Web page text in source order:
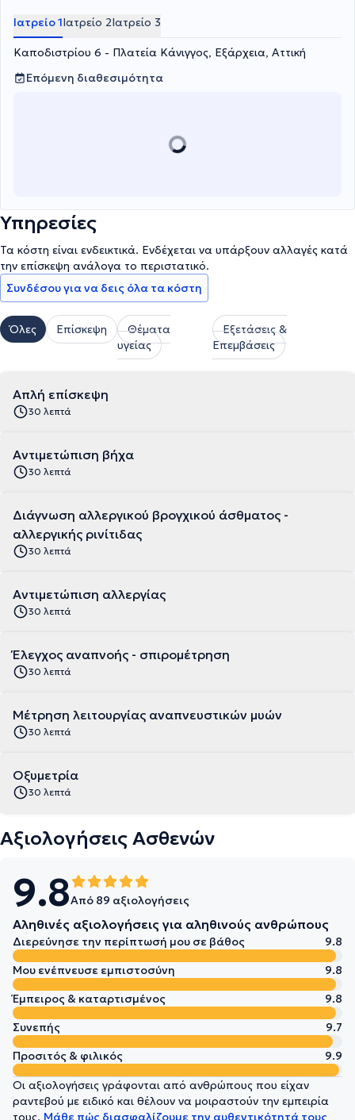
Ιατρείο 1Ιατρείο 2Ιατρείο 3
Καποδιστρίου 6 - Πλατεία Κάνιγγος, Εξάρχεια, Αττική
Επόμενη διαθεσιμότητα
Υπηρεσίες
Τα κόστη είναι ενδεικτικά. Ενδέχεται να υπάρξουν αλλαγές κατά
την επίσκεψη ανάλογα το περιστατικό.
Συνδέσου για να δεις όλα τα κόστη
Όλες Επίσκεψη
Θέματα
υγείας
Εξετάσεις &
Επεμβάσεις
Απλή επίσκεψη
30 λεπτά
Αντιμετώπιση βήχα
30 λεπτά
Διάγνωση αλλεργικού βρογχικού άσθματος -
αλλεργικής ρινίτιδας
30 λεπτά
Αντιμετώπιση αλλεργίας
30 λεπτά
Έλεγχος αναπνοής - σπιρομέτρηση
30 λεπτά
Μέτρηση λειτουργίας αναπνευστικών μυών
30 λεπτά
Οξυμετρία
30 λεπτά
Αξιολογήσεις Ασθενών
9.8Από 89 αξιολογήσεις
Αληθινές αξιολογήσεις για αληθινούς ανθρώπους
Διερεύνησε την περίπτωσή μου σε βάθος
9.8
Μου ενέπνευσε εμπιστοσύνη
9.8
Έμπειρος & καταρτισμένος
9.8
Συνεπής
9.7
Προσιτός & φιλικός
9.9
Οι αξιολογήσεις γράφονται από ανθρώπους που είχαν
ραντεβού με ειδικό και θέλουν να μοιραστούν την εμπειρία
τους. Μάθε πώς διασφαλίζουμε την αυθεντικότητά τους